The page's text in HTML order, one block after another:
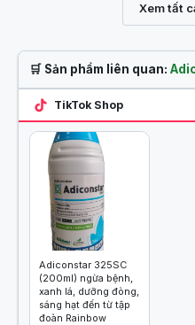
Xem tất
🛒 Sản phẩm liên quan:
TikTok Shop
Adiconstar 325SC
(200ml) ngừa bệnh,
xanh lá, dưỡng đòng,
sáng hạt đến từ tập
đoàn Rainbow